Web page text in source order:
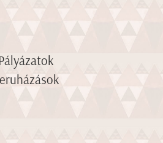
Pályázatok